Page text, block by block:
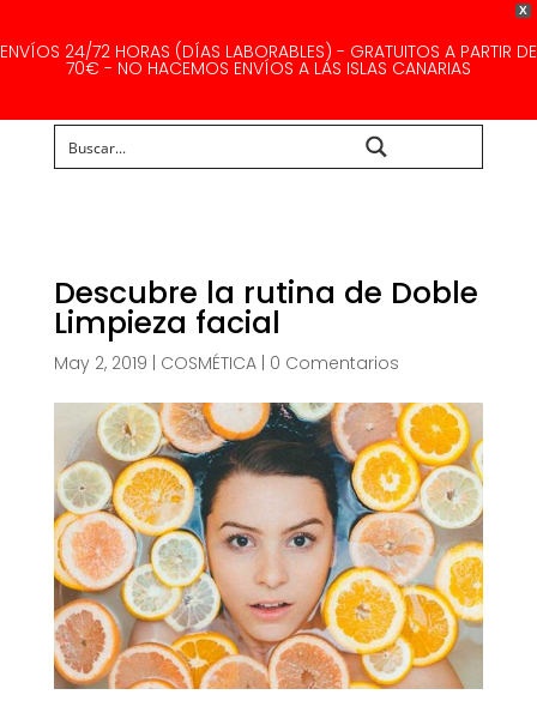
X
ENVÍOS 24/72 HORAS (DÍAS LABORABLES) - GRATUITOS A PARTIR DE
70€ - NO HACEMOS ENVÍOS A LAS ISLAS CANARIAS
Descubre la rutina de Doble
Limpieza facial
May 2, 2019 COSMÉTICA| 0 Comentarios